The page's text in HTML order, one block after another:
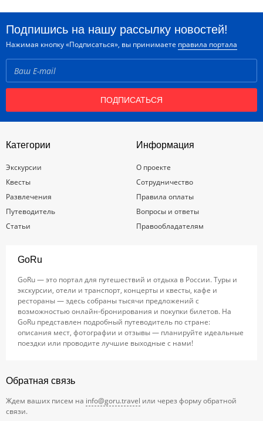
Подпишись на нашу рассылку новостей!
Нажимая кнопку «Подписаться», вы принимаете правила портала
ПОДПИСАТЬСЯ
Категории
Экскурсии
Квесты
Развлечения
Путеводитель
Статьи
Информация
О проекте
Сотрудничество
Правила оплаты
Вопросы и ответы
Правообладателям
GoRu
GoRu — это портал для путешествий и отдыха в России. Туры и
экскурсии, отели и транспорт, концерты и квесты, кафе и
рестораны — здесь собраны тысячи предложений с
возможностью онлайн-бронирования и покупки билетов. На
GoRu представлен подробный путеводитель по стране:
описания мест, фотографии и отзывы — планируйте идеальные
поездки или проводите лучшие выходные с нами!
Обратная связь
Ждем ваших писем на info@goru.travel или через форму обратной
связи.